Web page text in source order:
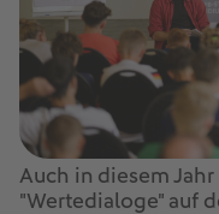
Auch in diesem
"Wertedialoge" auf